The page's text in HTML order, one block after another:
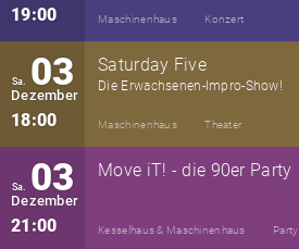
19:00 Maschinenhaus Konzert
Sa. 03
Dezember
18:00
Saturday Five
Die Erwachsenen-Impro-Show!
Maschinenhaus Theater
Sa. 03
Dezember
21:00
Move iT! - die 90er Party
Kesselhaus & Maschinenhaus Party